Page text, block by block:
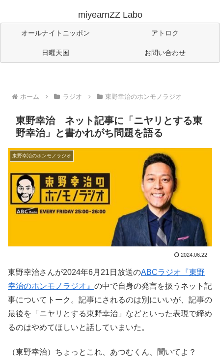
miyearnZZ Labo
オールナイトニッポン アトロク
日曜天国 お問い合わせ
ホーム ラジオ 東野幸治のホンモノラジオ
東野幸治 ネット記事に「ニヤリとする東
野幸治」と書かれがち問題を語る
東野幸治のホンモノラジオ
2024.06.22
東野幸治さんが2024年6月21日放送のABCラジオ『東野
幸治のホンモノラジオ』 の中で自身の発言を扱うネット記
事についてトーク。記事にされるのは別にいいが、記事の
最後を「ニヤリとする東野幸治」などといった表現で締め
るのはやめてほしいと話していまいた。
（東野幸治）ちょっとこれ、あつむくん、聞いてよ？